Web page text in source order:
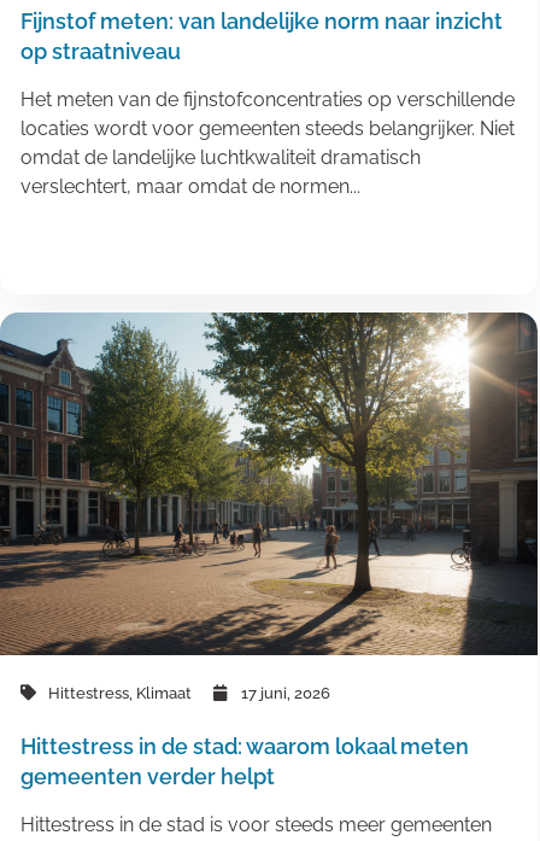
Fijnstof meten: van landelijke norm naar inzicht
op straatniveau
Het meten van de fijnstofconcentraties op verschillende
locaties wordt voor gemeenten steeds belangrijker. Niet
omdat de landelijke luchtkwaliteit dramatisch
verslechtert, maar omdat de normen...
Hittestress, Klimaat 17 juni, 2026
Hittestress in de stad: waarom lokaal meten
gemeenten verder helpt
Hittestress in de stad is voor steeds meer gemeenten